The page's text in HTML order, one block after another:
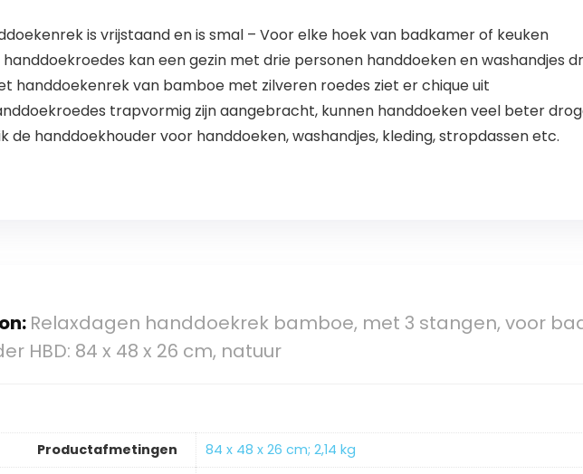
verkrijgbaar in
lijm en
schroeven
is vrijstaand en is smal – Voor elke hoek van badkamer of keuken
handdoekroedes kan een gezin met drie personen handdoeken en washandjes
handdoekenrek van bamboe met zilveren roedes ziet er chique uit
trapvormig zijn aangebracht, kunnen handdoeken veel beter
de handdoekhouder voor handdoeken, washandjes, kleding, stropdassen etc.
Relaxdagen handdoekrek bamboe, met 3 stangen, voor
HBD: 84 x 48 x 26 cm, natuur
Productafmetingen
‎84 x 48 x 26 cm; 2,14 kg